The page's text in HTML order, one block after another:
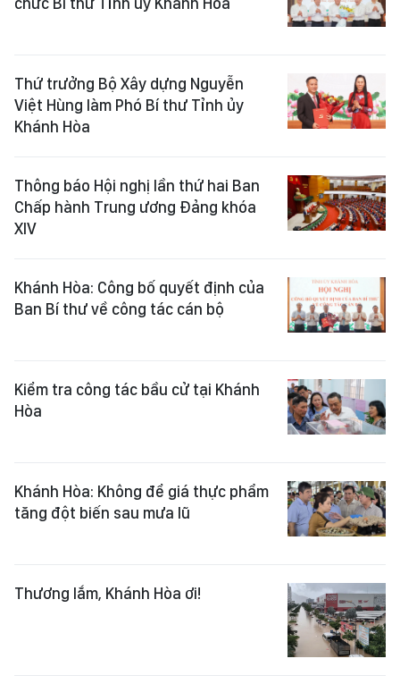
Thứ trưởng Bộ Xây dựng Nguyễn
Việt Hùng làm Phó Bí thư Tỉnh ủy
Khánh Hòa
Thông báo Hội nghị lần thứ hai Ban
Chấp hành Trung ương Đảng khóa
XIV
Khánh Hòa: Công bố quyết định của
Ban Bí thư về công tác cán bộ
Kiểm tra công tác bầu cử tại Khánh
Hòa
Khánh Hòa: Không để giá thực phẩm
tăng đột biến sau mưa lũ
Thương lắm, Khánh Hòa ơi!